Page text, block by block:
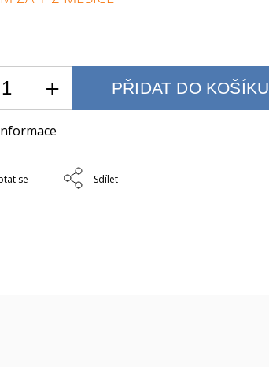
PŘIDAT DO KOŠÍKU
se Sdílet